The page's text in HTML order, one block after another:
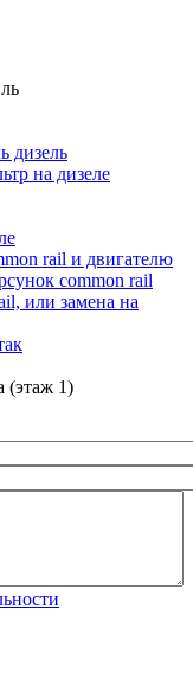
дизель
на дизеле
rail и двигателю
common rail
или замена на
(этаж 1)
*